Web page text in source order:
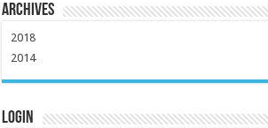
Archives
2018
2014
Login